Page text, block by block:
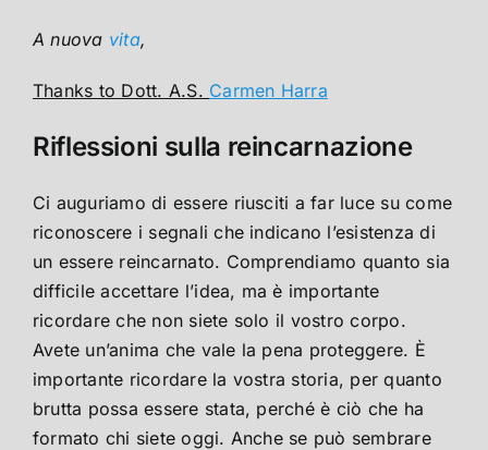
A nuova vita,
Thanks to Dott. A.S. Carmen Harra
Riflessioni sulla reincarnazione
Ci auguriamo di essere riusciti a far luce su come
riconoscere i segnali che indicano l’esistenza di
un essere reincarnato. Comprendiamo quanto sia
difficile accettare l’idea, ma è importante
ricordare che non siete solo il vostro corpo.
Avete un’anima che vale la pena proteggere. È
importante ricordare la vostra storia, per quanto
brutta possa essere stata, perché è ciò che ha
formato chi siete oggi. Anche se può sembrare